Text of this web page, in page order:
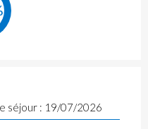
séjour : 19/07/2026